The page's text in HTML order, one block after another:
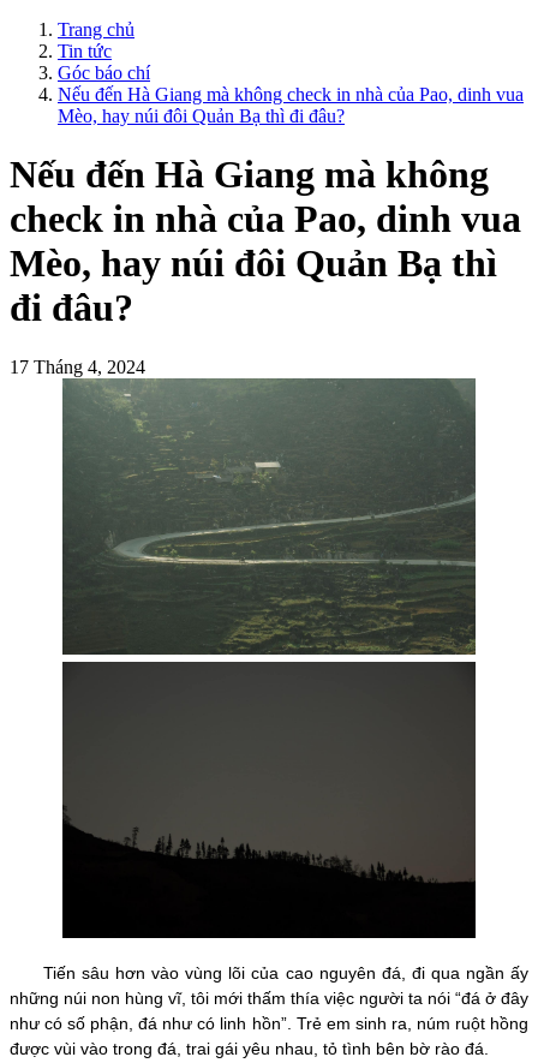
Trang chủ
Tin tức
Góc báo chí
Nếu đến Hà Giang mà không check in nhà của Pao, dinh vua
Mèo, hay núi đôi Quản Bạ thì đi đâu?
Nếu đến Hà Giang mà không
check in nhà của Pao, dinh vua
Mèo, hay núi đôi Quản Bạ thì
đi đâu?
17 Tháng 4, 2024
Tiến sâu hơn vào vùng lõi của cao nguyên đá, đi qua ngần ấy
những núi non hùng vĩ, tôi mới thấm thía việc người ta nói “đá ở đây
như có số phận, đá như có linh hồn”. Trẻ em sinh ra, núm ruột hồng
được vùi vào trong đá, trai gái yêu nhau, tỏ tình bên bờ rào đá.